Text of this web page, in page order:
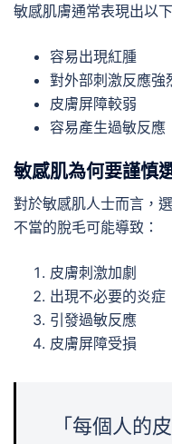
敏感肌膚通常表現出以下
容易出現紅腫
對外部刺激反應強
皮膚屏障較弱
容易產生過敏反應
敏感肌為何要謹慎
對於敏感肌人士而言，
不當的脫毛可能導致：
皮膚刺激加劇
出現不必要的炎症
引發過敏反應
皮膚屏障受損
「每個人的